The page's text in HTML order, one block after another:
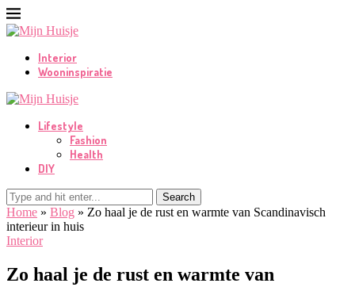
Interior
Wooninspiratie
Lifestyle
Fashion
Health
DIY
Search
Home » Blog » Zo haal je de rust en warmte van Scandinavisch
interieur in huis
Interior
Zo haal je de rust en warmte van